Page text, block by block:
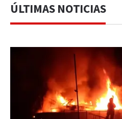
ÚLTIMAS NOTICIAS